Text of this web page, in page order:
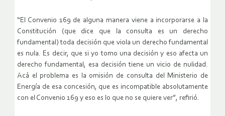
“El Convenio 169 de alguna manera viene a incorporarse a la
Constitución (que dice que la consulta es un derecho
fundamental) toda decisión que viola un derecho fundamental
es nula. Es decir, que si yo tomo una decisión y eso afecta un
derecho fundamental, esa decisión tiene un vicio de nulidad.
Acá el problema es la omisión de consulta del Ministerio de
Energía de esa concesión, que es incompatible absolutamente
con el Convenio 169 y eso es lo que no se quiere ver”, refirió.